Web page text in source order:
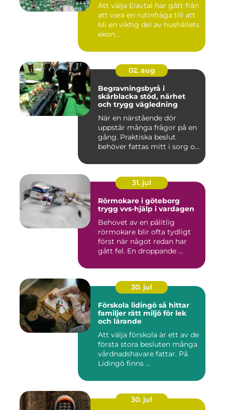
Att välja Elavtal har gått från
att vara en rutinfråga till att
bli en viktig del av hushållets
ekon...
02. aug
Begravningsbyrå i
skärblacka stöd, närhet
och trygg vägledning
När en närstående dör
uppstår många frågor på en
gång. Praktiska beslut
behöver fattas mitt i sorg o...
31. jul
Rörmokare i göteborg
trygg vvs-hjälp i vardagen
Behovet av en pålitlig
rörmokare blir ofta tydligt
först när något redan har
gått fel. En droppande ...
30. jul
Förskola lidingö så hittar
familjer rätt miljö för lek
och lärande
Att välja förskola är ett av de
första stora besluten många
vårdnadshavare fattar. På
Lidingö finns ...
30. jul